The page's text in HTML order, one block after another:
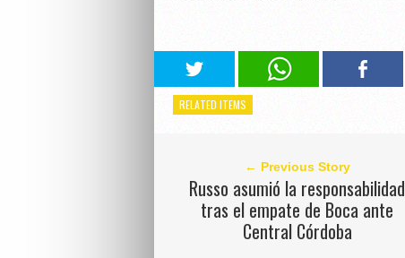
RELATED ITEMS
← Previous Story
Russo asumió la responsabilidad
tras el empate de Boca ante
Central Córdoba